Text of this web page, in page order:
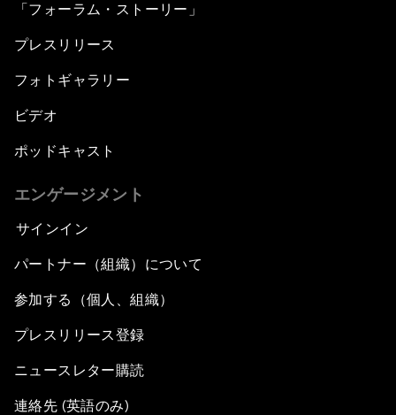
「フォーラム・ストーリー」
プレスリリース
フォトギャラリー
ビデオ
ポッドキャスト
エンゲージメント
サインイン
パートナー（組織）について
参加する（個人、組織）
プレスリリース登録
ニュースレター購読
連絡先 (英語のみ)